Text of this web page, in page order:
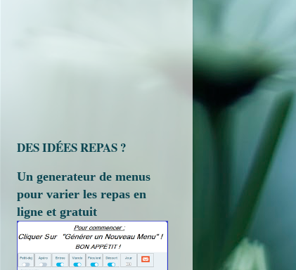
DES IDÉES REPAS ?
Un generateur de menus
pour varier les repas en
ligne et gratuit